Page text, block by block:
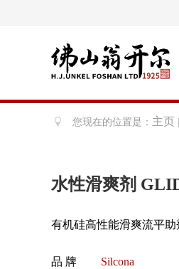
您现在的位置是： 主页
水性滑爽剂
有机硅高性能滑爽流平
品 牌 Silcona